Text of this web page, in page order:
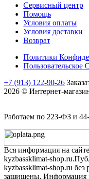
Сервисный центр
Помощь
Условия оплаты
Условия доставки
Возврат
Политики
Пользовательское
+7 (913) 122-90-26
2026 © Интернет-
Работаем по 223-ФЗ и
Вся информация на
kyzbassklimat-
kyzbassklimat-shop.ru без
защищены. Информация